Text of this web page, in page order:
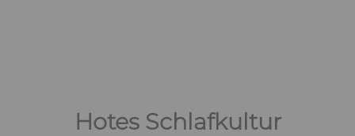
Hotes Schlafkultur